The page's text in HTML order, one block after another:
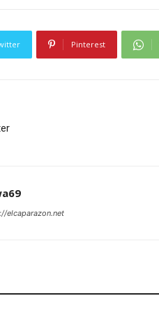
Pinterest
elcaparazon.net